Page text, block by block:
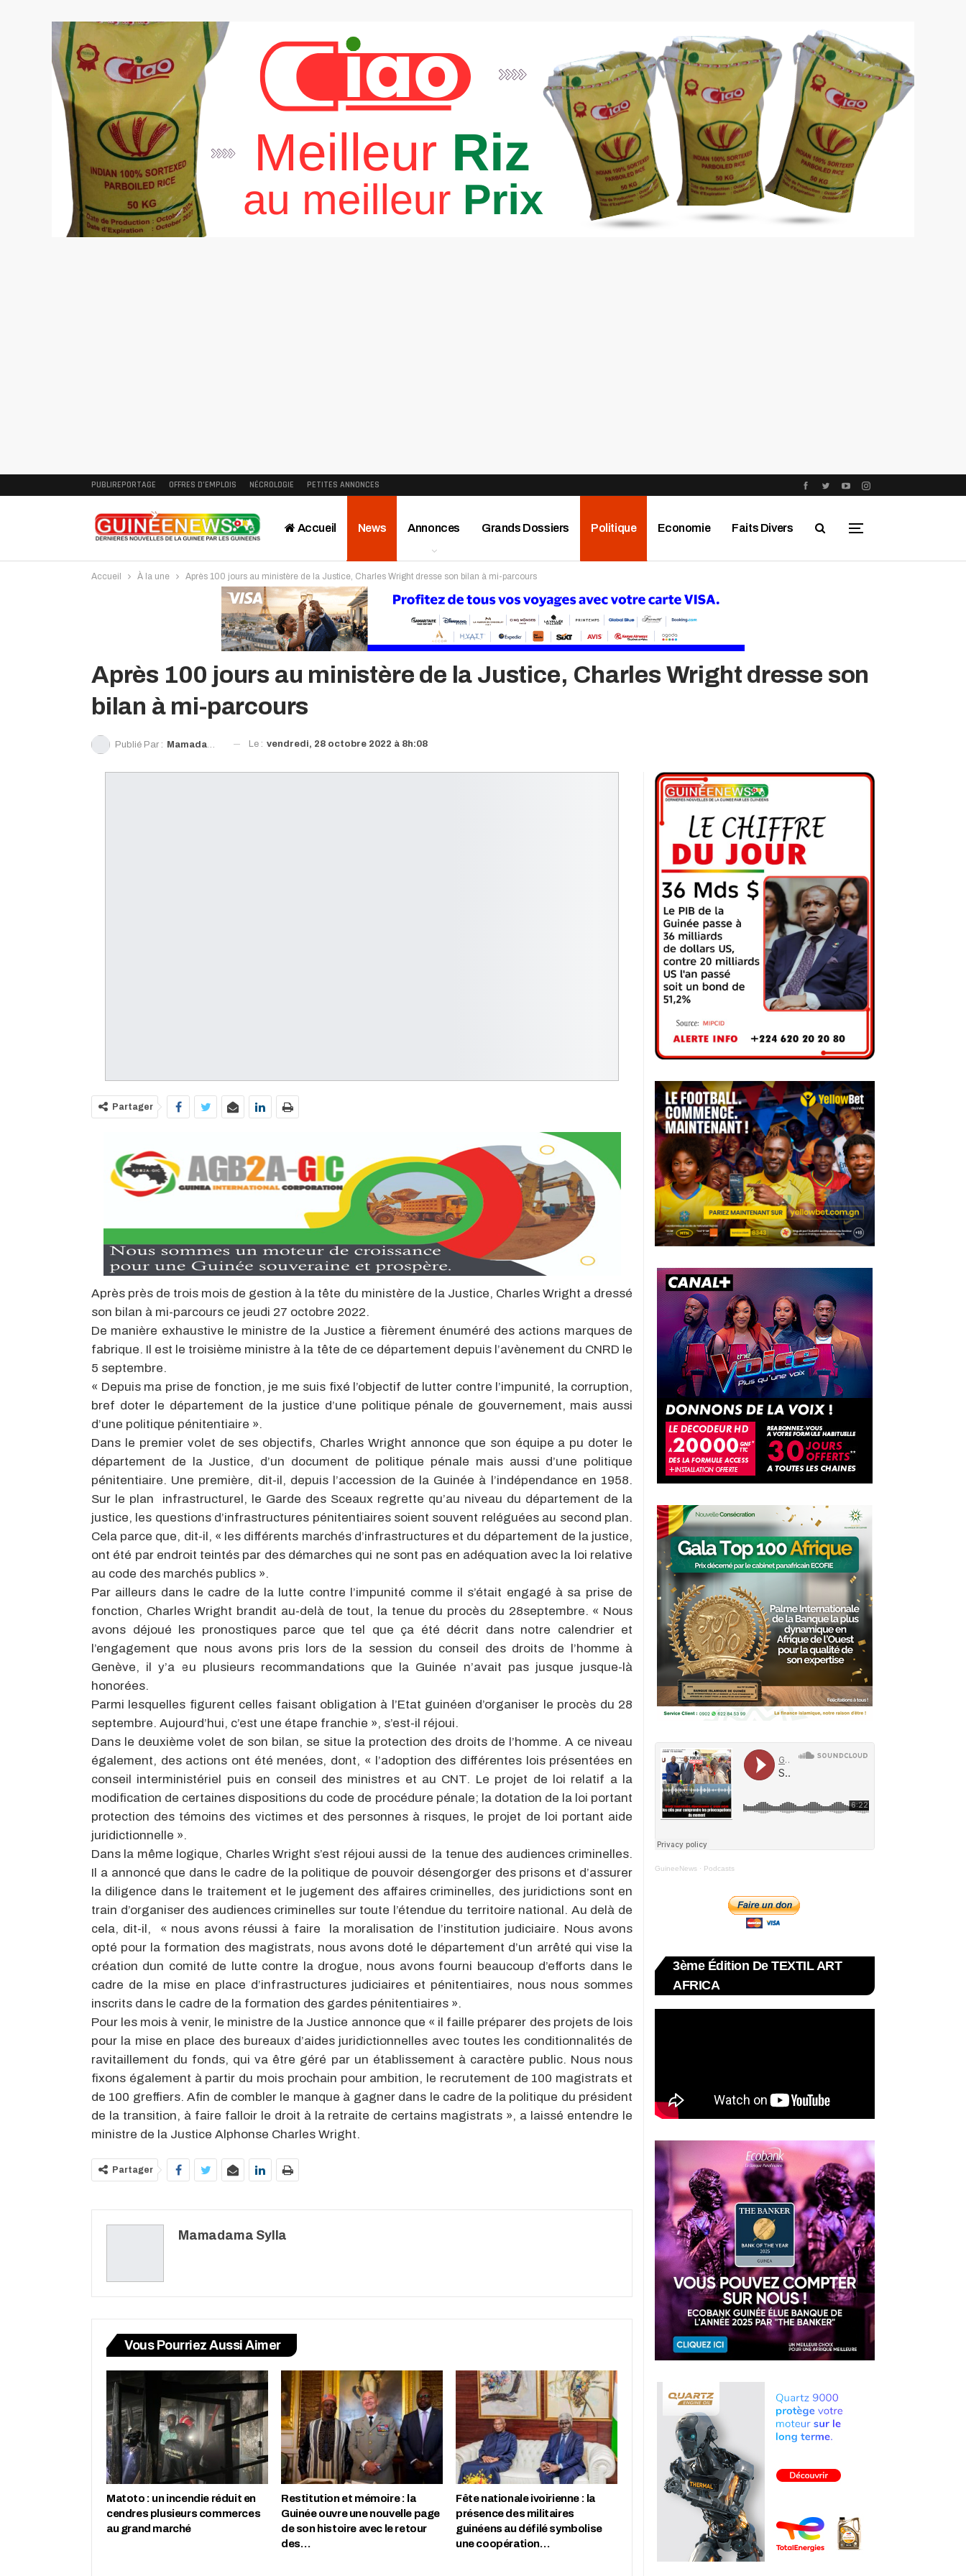
PUBLIREPORTAGE OFFRES D’EMPLOIS NÉCROLOGIE PETITES ANNONCES
Accueil News Annonces Grands Dossiers Politique Economie Faits Divers
Interviews Publireportage Région
Accueil À la une Après 100 jours au ministère de la Justice, Charles Wright dresse son bilan à mi-parcours
Après 100 jours au ministère de la Justice, Charles Wright dresse son
bilan à mi-parcours
Publié Par : Mamadama Sylla Le : vendredi, 28 octobre 2022 à 8h:08
Partager
Après près de trois mois de gestion à la tête du ministère de la Justice, Charles Wright a dressé
son bilan à mi-parcours ce jeudi 27 octobre 2022.
De manière exhaustive le ministre de la Justice a fièrement énuméré des actions marques de
fabrique. Il est le troisième ministre à la tête de ce département depuis l’avènement du CNRD le
5 septembre.
« Depuis ma prise de fonction, je me suis fixé l’objectif de lutter contre l’impunité, la corruption,
bref doter le département de la justice d’une politique pénale de gouvernement, mais aussi
d’une politique pénitentiaire ».
Dans le premier volet de ses objectifs, Charles Wright annonce que son équipe a pu doter le
département de la Justice, d’un document de politique pénale mais aussi d’une politique
pénitentiaire. Une première, dit-il, depuis l’accession de la Guinée à l’indépendance en 1958.
Sur le plan infrastructurel, le Garde des Sceaux regrette qu’au niveau du département de la
justice, les questions d’infrastructures pénitentiaires soient souvent reléguées au second plan.
Cela parce que, dit-il, « les différents marchés d’infrastructures et du département de la justice,
ont été par endroit teintés par des démarches qui ne sont pas en adéquation avec la loi relative
au code des marchés publics ».
Par ailleurs dans le cadre de la lutte contre l’impunité comme il s’était engagé à sa prise de
fonction, Charles Wright brandit au-delà de tout, la tenue du procès du 28septembre. « Nous
avons déjoué les pronostiques parce que tel que ça été décrit dans notre calendrier et
l’engagement que nous avons pris lors de la session du conseil des droits de l’homme à
Genève, il y’a eu plusieurs recommandations que la Guinée n’avait pas jusque jusque-là
honorées.
Parmi lesquelles figurent celles faisant obligation à l’Etat guinéen d’organiser le procès du 28
septembre. Aujourd’hui, c’est une étape franchie », s’est-il réjoui.
Dans le deuxième volet de son bilan, se situe la protection des droits de l’homme. A ce niveau
également, des actions ont été menées, dont, « l’adoption des différentes lois présentées en
conseil interministériel puis en conseil des ministres et au CNT. Le projet de loi relatif a la
modification de certaines dispositions du code de procédure pénale; la dotation de la loi portant
protection des témoins des victimes et des personnes à risques, le projet de loi portant aide
juridictionnelle ».
Dans la même logique, Charles Wright s’est réjoui aussi de la tenue des audiences criminelles.
Il a annoncé que dans le cadre de la politique de pouvoir désengorger des prisons et d’assurer
la diligence dans le traitement et le jugement des affaires criminelles, des juridictions sont en
train d’organiser des audiences criminelles sur toute l’étendue du territoire national. Au delà de
cela, dit-il, « nous avons réussi à faire la moralisation de l’institution judiciaire. Nous avons
opté pour la formation des magistrats, nous avons doté le département d’un arrêté qui vise la
création dun comité de lutte contre la drogue, nous avons fourni beaucoup d’efforts dans le
cadre de la mise en place d’infrastructures judiciaires et pénitentiaires, nous nous sommes
inscrits dans le cadre de la formation des gardes pénitentiaires ».
Pour les mois à venir, le ministre de la Justice annonce que « il faille préparer des projets de lois
pour la mise en place des bureaux d’aides juridictionnelles avec toutes les conditionnalités de
ravitaillement du fonds, qui va être géré par un établissement à caractère public. Nous nous
fixons également à partir du mois prochain pour ambition, le recrutement de 100 magistrats et
de 100 greffiers. Afin de combler le manque à gagner dans le cadre de la politique du président
de la transition, à faire falloir le droit à la retraite de certains magistrats », a laissé entendre le
ministre de la Justice Alphonse Charles Wright.
Partager
Mamadama Sylla
Vous Pourriez Aussi Aimer
Matoto : un incendie réduit en
cendres plusieurs commerces
au grand marché
Restitution et mémoire : la
Guinée ouvre une nouvelle page
de son histoire avec le retour
des…
Fête nationale ivoirienne : la
présence des militaires
guinéens au défilé symbolise
une coopération…
GuineeNews · Podcasts
3ème Édition De TEXTIL ART
AFRICA